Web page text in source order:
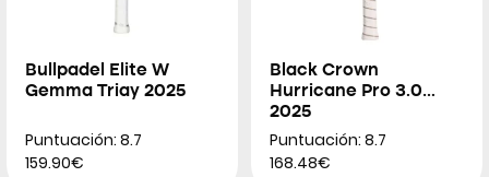
Bullpadel Elite W
Gemma Triay 2025
Puntuación: 8.7
159.90€
Black Crown
Hurricane Pro 3.0
2025
Puntuación: 8.7
168.48€